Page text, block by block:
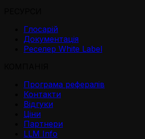
Глосарій
Документація
Реселер White Label
Програма рефералів
Контакти
Відгуки
Ціни
Партнери
LLM Info